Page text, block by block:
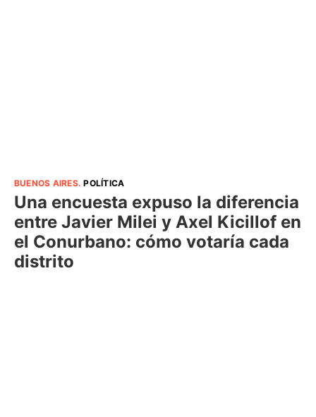
BUENOS AIRES.POLÍTICA
Una encuesta expuso la diferencia
entre Javier Milei y Axel Kicillof en
el Conurbano: cómo votaría cada
distrito